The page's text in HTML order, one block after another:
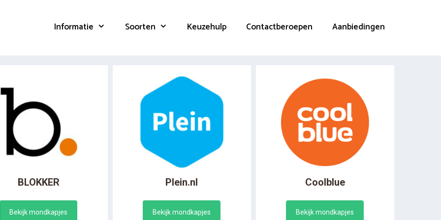
Informatie Soorten Keuzehulp Contactberoepen Aanbiedingen
BLOKKER
Bekijk mondkapjes
Plein.nl
Bekijk mondkapjes
Coolblue
Bekijk mondkapjes